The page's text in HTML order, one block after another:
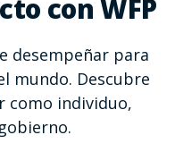
con WFP
desempeñar para
mundo. Descubre
como individuo,